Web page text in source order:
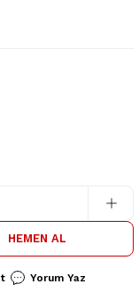
HEMEN AL
Yorum Yaz